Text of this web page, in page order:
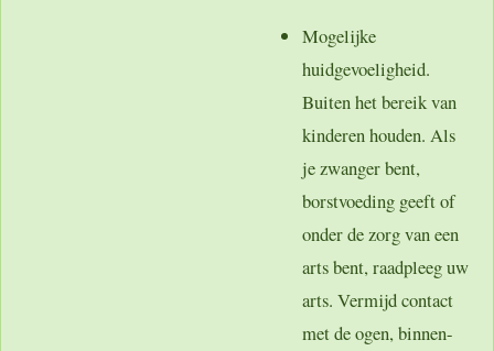
Mogelijke
huidgevoeligheid.
Buiten het bereik van
kinderen houden. Als
je zwanger bent,
borstvoeding geeft of
onder de zorg van een
arts bent, raadpleeg uw
arts. Vermijd contact
met de ogen, binnen-